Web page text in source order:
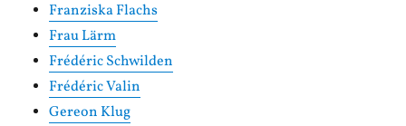
Franziska Flachs
Frau Lärm
Frédéric Schwilden
Frédéric Valin
Gereon Klug